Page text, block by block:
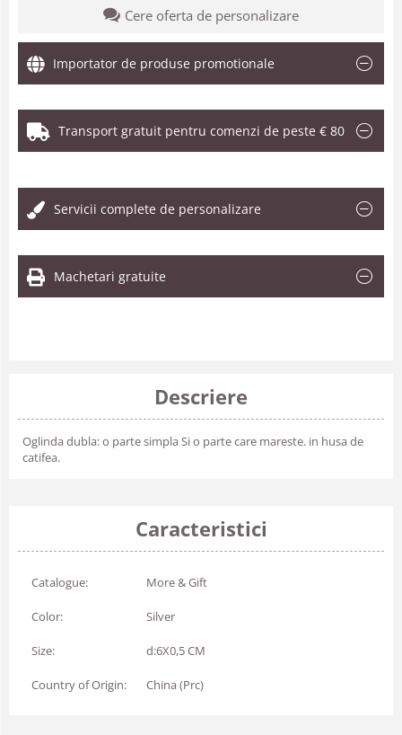
Cere oferta de personalizare
Importator de produse promotionale
Transport gratuit pentru comenzi de peste € 80
Servicii complete de personalizare
Machetari gratuite
Descriere
Oglinda dubla: o parte simpla Si o parte care mareste. in husa de
catifea.
Caracteristici
Catalogue: More & Gift
Color: Silver
Size: d:6X0,5 CM
Country of Origin: China (Prc)